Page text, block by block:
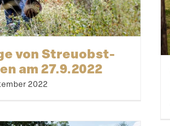
von Streu­obst­
am 27.9.2022
2022